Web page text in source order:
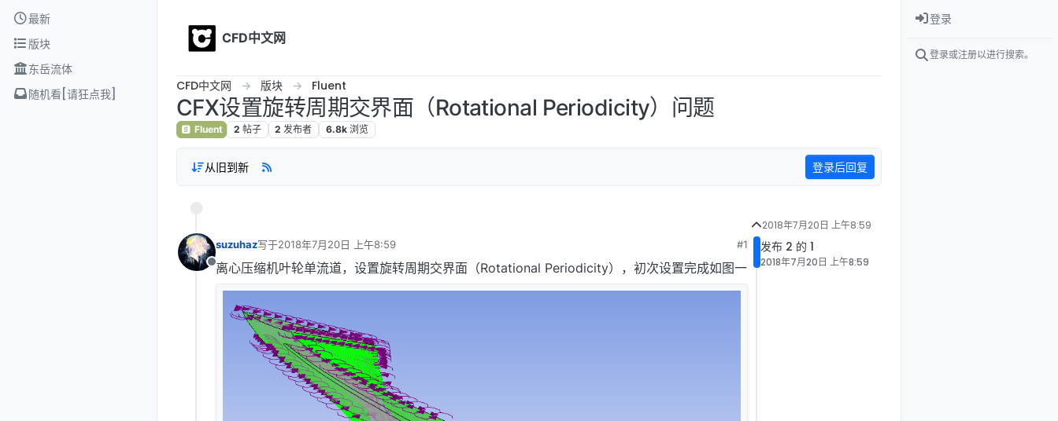
Skip to content
最新
版块
东岳流体
随机看[请狂点我]
CFD中文网
CFD中文网 版块 Fluent
CFX设置旋转周期交界面（Rotational Periodicity）问题
Fluent 2 帖子 2 发布者 6.8k 浏览
从旧到新 登录后回复
离线
suzuhaz写于2018年7月20日 上午8:59
最后由 编辑
#1
离心压缩机叶轮单流道，设置旋转周期交界面（Rotational Periodicity），初次设置完成如图一
2018年7月20日 上午8:59
发布 2 的 1
2018年7月20日 上午8:59
登录
登录或注册以进行搜索。